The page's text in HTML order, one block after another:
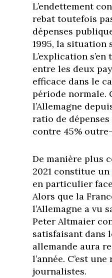
L’endettement
rebat toutefois
dépenses
1995, la situation
L’explication
entre les deux
efficace dans le
période normale.
l’Allemagne
ratio de dépenses
contre 45%
De manière plus
2021 constitue un
en particulier
Alors que la
l’Allemagne a vu
Peter Altmaier
satisfaisant dans
allemande aura
l’année. C’est
journalistes.